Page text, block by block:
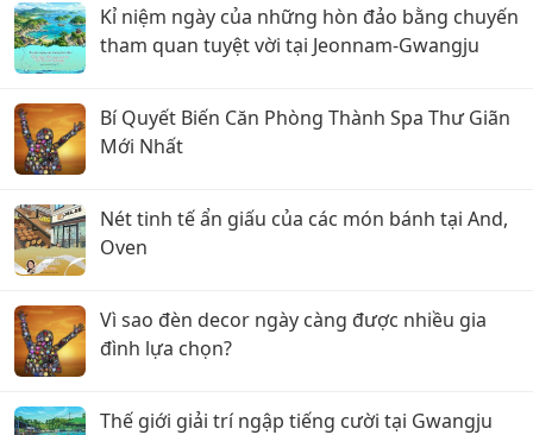
Kỉ niệm ngày của những hòn đảo bằng chuyến
tham quan tuyệt vời tại Jeonnam-Gwangju
Bí Quyết Biến Căn Phòng Thành Spa Thư Giãn
Mới Nhất
Nét tinh tế ẩn giấu của các món bánh tại And,
Oven
Vì sao đèn decor ngày càng được nhiều gia
đình lựa chọn?
Thế giới giải trí ngập tiếng cười tại Gwangju